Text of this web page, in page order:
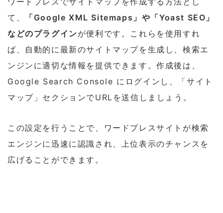
て、
「Google XML Sitemaps」や「Yoast SEO」
などのプラグインが便利です。これらを使用すれ
ば、自動的に最新のサイトマップを生成し、検索エ
ンジンに適切な情報を提供できます。作成後は、
Google Search Console にログインし、「サイト
マップ」セクションでURLを送信しましょう。
この設定を行うことで、ワードプレスサイトが検索
エンジンに迅速に認識され、上位表示のチャンスを
広げることができます。